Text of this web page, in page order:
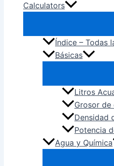
Calculators
Índice – Todas
Básicas
Litros
Grosor
Densidad
Potencia
Agua y Química